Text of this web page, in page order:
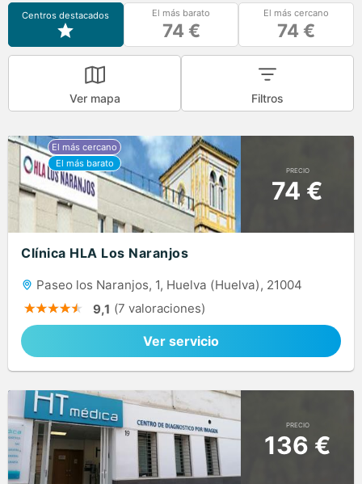
Centros destacados El más barato
74 €
El más cercano
74 €
Ver mapa Filtros
PRECIO
74 €
Clínica HLA Los Naranjos
Paseo los Naranjos, 1, Huelva (Huelva), 21004
9,1 (7 valoraciones)
Ver servicio
PRECIO
136 €